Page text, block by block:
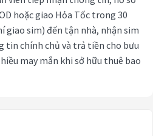
hoặc giao Hỏa Tốc trong 30
giao sim) đến tận nhà, nhận sim
tin chính chủ và trả tiền cho bưu
may mắn khi sở hữu thuê bao